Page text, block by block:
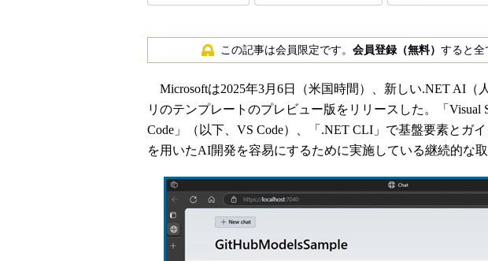
この記事は会員限定です。 会員登録（無料） すると全
Microsoftは2025年3月6日（米国時間）、新しい.NET AI（
リのテンプレートのプレビュー版をリリースした。「Visual
Code」（以下、VS Code）、「.NET CLI」で基盤要素とガ
を用いたAI開発を容易にするために実施している継続的な取